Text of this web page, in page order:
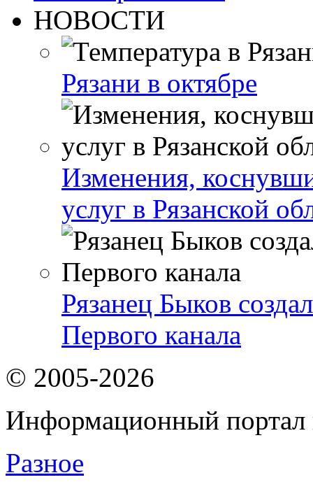
НОВОСТИ
Рязани в октябре
Изменения,
услуг в Рязанской
Рязанец Быков
Первого канала
© 2005-2026
Информационный портал
Разное